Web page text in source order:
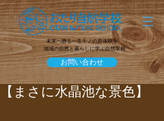
未来へ贈る一生モノの原体験を
地域の自然と暮らしに学ぶ自然学校
お問い合わせ
【まさに水晶池な景色】